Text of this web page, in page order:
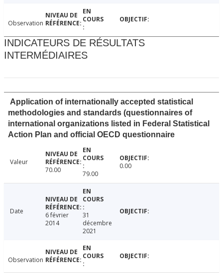
Observation
INDICATEURS DE RÉSULTATS
INTERMÉDIAIRES
Application of internationally accepted statistical
methodologies and standards (questionnaires of
international organizations listed in Federal Statistical
Action Plan and official OECD questionnaire
Valeur
70.00
79.00
0.00
Date
6 février
2014
31
décembre
2021
Observation